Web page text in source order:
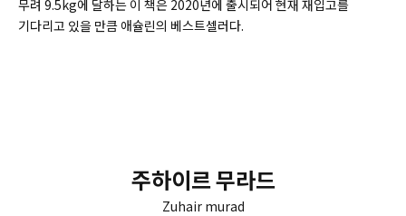
무려 9.5kg에 달하는 이 책은 2020년에 출시되어 현재 재입고를
기다리고 있을 만큼 애슐린의 베스트셀러다.
주하이르 무라드
Zuhair murad